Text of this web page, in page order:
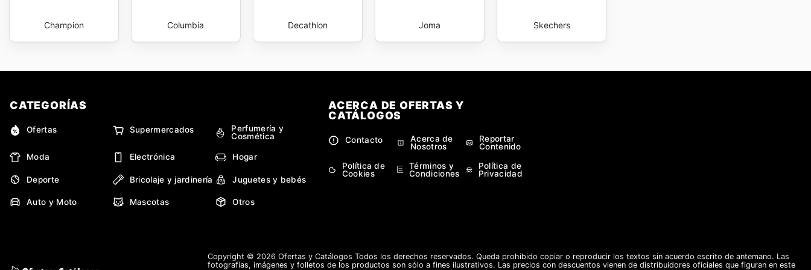
Champion Columbia Decathlon Joma Skechers
CATEGORÍAS
Ofertas Supermercados
Perfumería y
Cosmética
Moda Electrónica Hogar
Deporte Bricolaje y jardinería Juguetes y bebés
Auto y Moto Mascotas Otros
ACERCA DE OFERTAS Y
CATÁLOGOS
Contacto
Acerca de
Nosotros
Reportar
Contenido
Política de
Cookies
Términos y
Condiciones
Política de
Privacidad
Copyright © 2026 Ofertas y Catálogos Todos los derechos reservados. Queda prohibido copiar o reproducir los textos sin acuerdo escrito de antemano. Las
fotografías, imágenes y folletos de los productos son sólo a fines ilustrativos. Las precios con descuentos vienen de distribuidores oficiales que figuran en este